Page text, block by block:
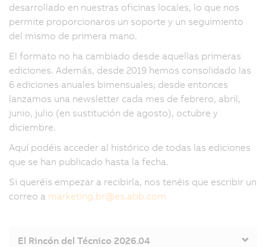
desarrollado en nuestras oficinas locales, lo que nos
permite proporcionaros un soporte y un seguimiento
del mismo de primera mano.
El formato no ha cambiado desde aquellas primeras
ediciones. Además, desde 2019 hemos consolidado las
6 ediciones anuales bimensuales; desde entonces
lanzamos una newsletter cada mes de febrero, abril,
junio, julio (en sustitución de agosto), octubre y
diciembre.
Aquí podéis acceder al histórico de todas las ediciones
que se han publicado hasta la fecha.
Si queréis empezar a recibirla, nos tenéis que escribir un
correo a marketing.br@es.abb.com
El Rincón del Técnico 2026.04